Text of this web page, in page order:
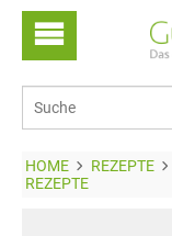
HOME REZEPTE
REZEPTE